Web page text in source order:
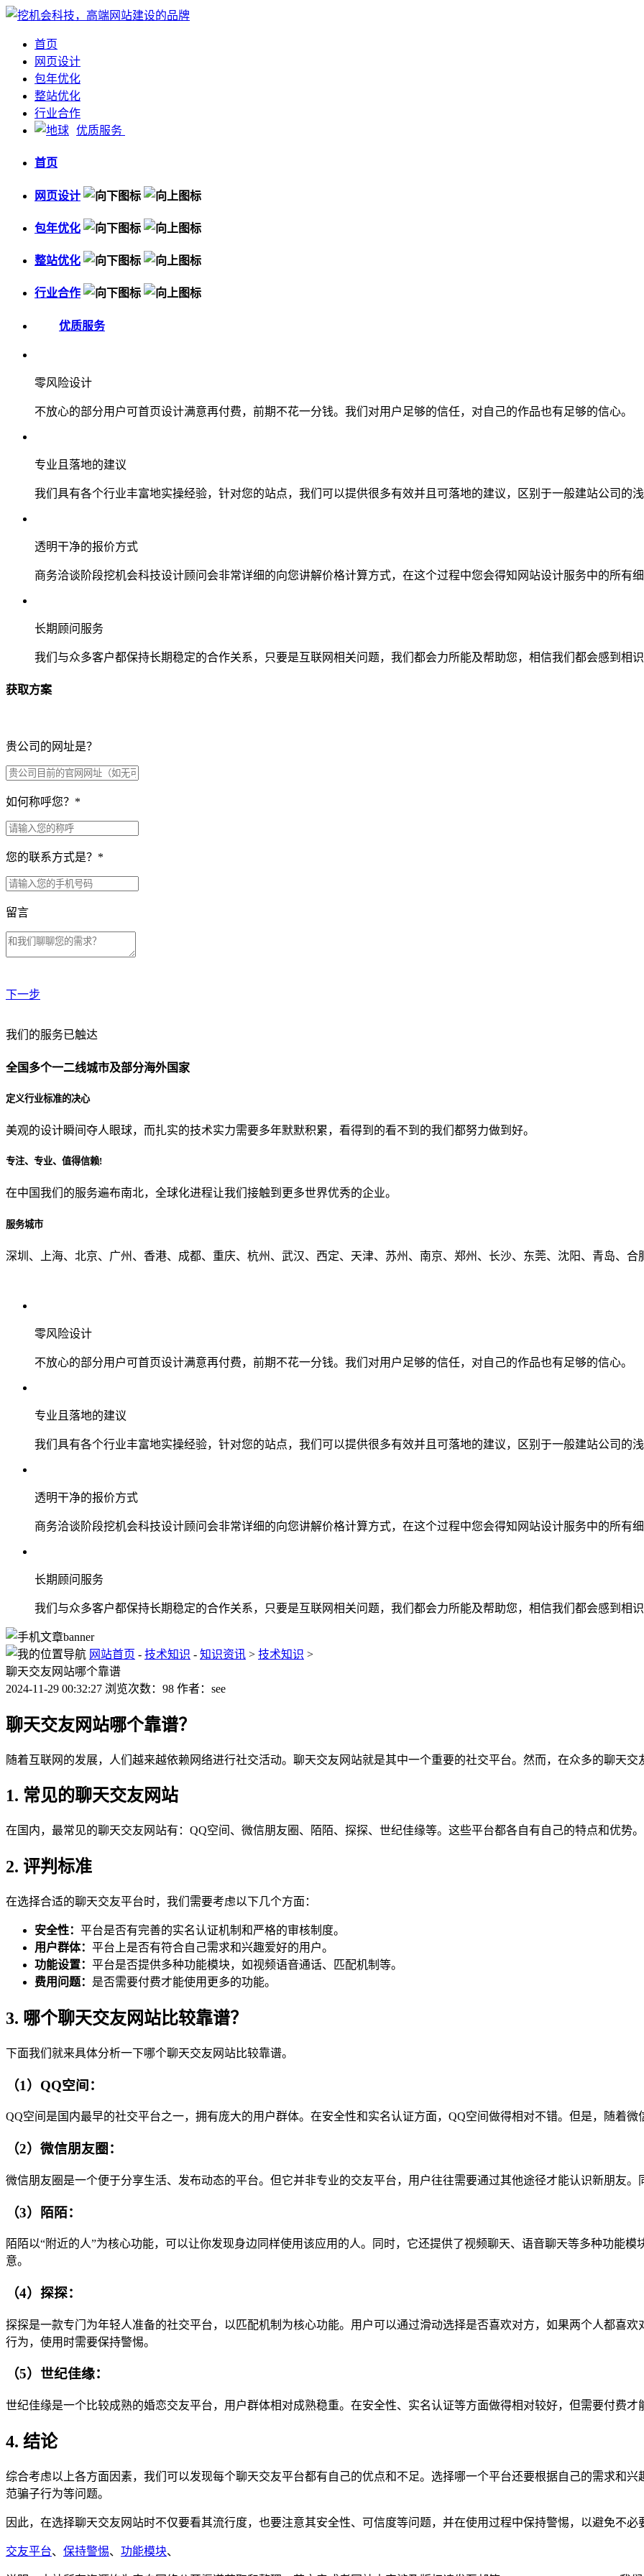
首页
网页设计
包年优化
整站优化
行业合作
优质服务
首页
网页设计
包年优化
整站优化
行业合作
优质服务
零风险设计
不放心的部分用户可首页设计满意再付费，前期不花一分钱。我们对用户足够的信任，对自己的作品也有足够的信心。
专业且落地的建议
我们具有各个行业丰富地实操经验，针对您的站点，我们可以提供很多有效并且可落地的建议，区别于一般建站公司的
透明干净的报价方式
商务洽谈阶段挖机会科技设计顾问会非常详细的向您讲解价格计算方式，在这个过程中您会得知网站设计服务中的所有
长期顾问服务
我们与众多客户都保持长期稳定的合作关系，只要是互联网相关问题，我们都会力所能及帮助您，相信我们都会感到相
获取方案
贵公司的网址是？
如何称呼您？ *
您的联系方式是？ *
留言
下一步
贵公司预算范围是？
贵公司的团队规模是？
从哪里了解到我们？
我们的服务已触达
全国多个一二线城市及部分海外国家
定义行业标准的决心
美观的设计瞬间夺人眼球，而扎实的技术实力需要多年默默积累，看得到的看不到的我们都努力做到好。
专注、专业、值得信赖!
在中国我们的服务遍布南北，全球化进程让我们接触到更多世界优秀的企业。
服务城市
深圳、上海、北京、广州、香港、成都、重庆、杭州、武汉、西定、天津、苏州、南京、郑州、长沙、东莞、沈阳、青岛、合
零风险设计
不放心的部分用户可首页设计满意再付费，前期不花一分钱。我们对用户足够的信任，对自己的作品也有足够的信心。
专业且落地的建议
我们具有各个行业丰富地实操经验，针对您的站点，我们可以提供很多有效并且可落地的建议，区别于一般建站公司的
透明干净的报价方式
商务洽谈阶段挖机会科技设计顾问会非常详细的向您讲解价格计算方式，在这个过程中您会得知网站设计服务中的所有
长期顾问服务
我们与众多客户都保持长期稳定的合作关系，只要是互联网相关问题，我们都会力所能及帮助您，相信我们都会感到相
网站首页 - 技术知识 - 知识资讯 > 技术知识 >
聊天交友网站哪个靠谱
2024-11-29 00:32:27 浏览次数：98 作者：see
聊天交友网站哪个靠谱？
随着互联网的发展，人们越来越依赖网络进行社交活动。聊天交友网站就是其中一个重要的社交平台。然而，在众多的聊天
1. 常见的聊天交友网站
在国内，最常见的聊天交友网站有：QQ空间、微信朋友圈、陌陌、探探、世纪佳缘等。这些平台都各自有自己的特点和优势。
2. 评判标准
在选择合适的聊天交友平台时，我们需要考虑以下几个方面：
安全性： 平台是否有完善的实名认证机制和严格的审核制度。
用户群体： 平台上是否有符合自己需求和兴趣爱好的用户。
功能设置： 平台是否提供多种功能模块，如视频语音通话、匹配机制等。
费用问题： 是否需要付费才能使用更多的功能。
3. 哪个聊天交友网站比较靠谱？
下面我们就来具体分析一下哪个聊天交友网站比较靠谱。
（1）QQ空间：
QQ空间是国内最早的社交平台之一，拥有庞大的用户群体。在安全性和实名认证方面，QQ空间做得相对不错。但是，随着
（2）微信朋友圈：
微信朋友圈是一个便于分享生活、发布动态的平台。但它并非专业的交友平台，用户往往需要通过其他途径才能认识新朋友
（3）陌陌：
陌陌以“附近的人”为核心功能，可以让你发现身边同样使用该应用的人。同时，它还提供了视频聊天、语音聊天等多种功能
意。
（4）探探：
探探是一款专门为年轻人准备的社交平台，以匹配机制为核心功能。用户可以通过滑动选择是否喜欢对方，如果两个人都喜
行为，使用时需要保持警惕。
（5）世纪佳缘：
世纪佳缘是一个比较成熟的婚恋交友平台，用户群体相对成熟稳重。在安全性、实名认证等方面做得相对较好，但需要付费才
4. 结论
综合考虑以上各方面因素，我们可以发现每个聊天交友平台都有自己的优点和不足。选择哪一个平台还要根据自己的需求和
范骗子行为等问题。
因此，在选择聊天交友网站时不仅要看其流行度，也要注意其安全性、可信度等问题，并在使用过程中保持警惕，以避免不必
交友平台、 保持警惕、 功能模块、